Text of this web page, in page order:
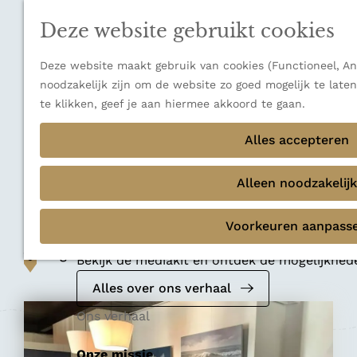
Deze website gebruikt cookies
Deze website maakt gebruik van cookies (Functioneel,
noodzakelijk zijn om de website zo goed mogelijk te
te klikken, geef je aan hiermee akkoord te gaan.
Alles accepteren
Alleen noodzakelijk
Voorkeuren
Terug Ons verhaal
Bekijk de mediakit en ontdek de
Alles over ons verhaal
Ons verhaal
Restaurant ’t
Koaikershuus
Restaurant